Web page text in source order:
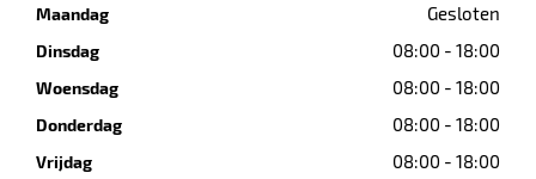
Maandag Gesloten
Dinsdag 08:00 - 18:00
Woensdag 08:00 - 18:00
Donderdag 08:00 - 18:00
Vrijdag 08:00 - 18:00